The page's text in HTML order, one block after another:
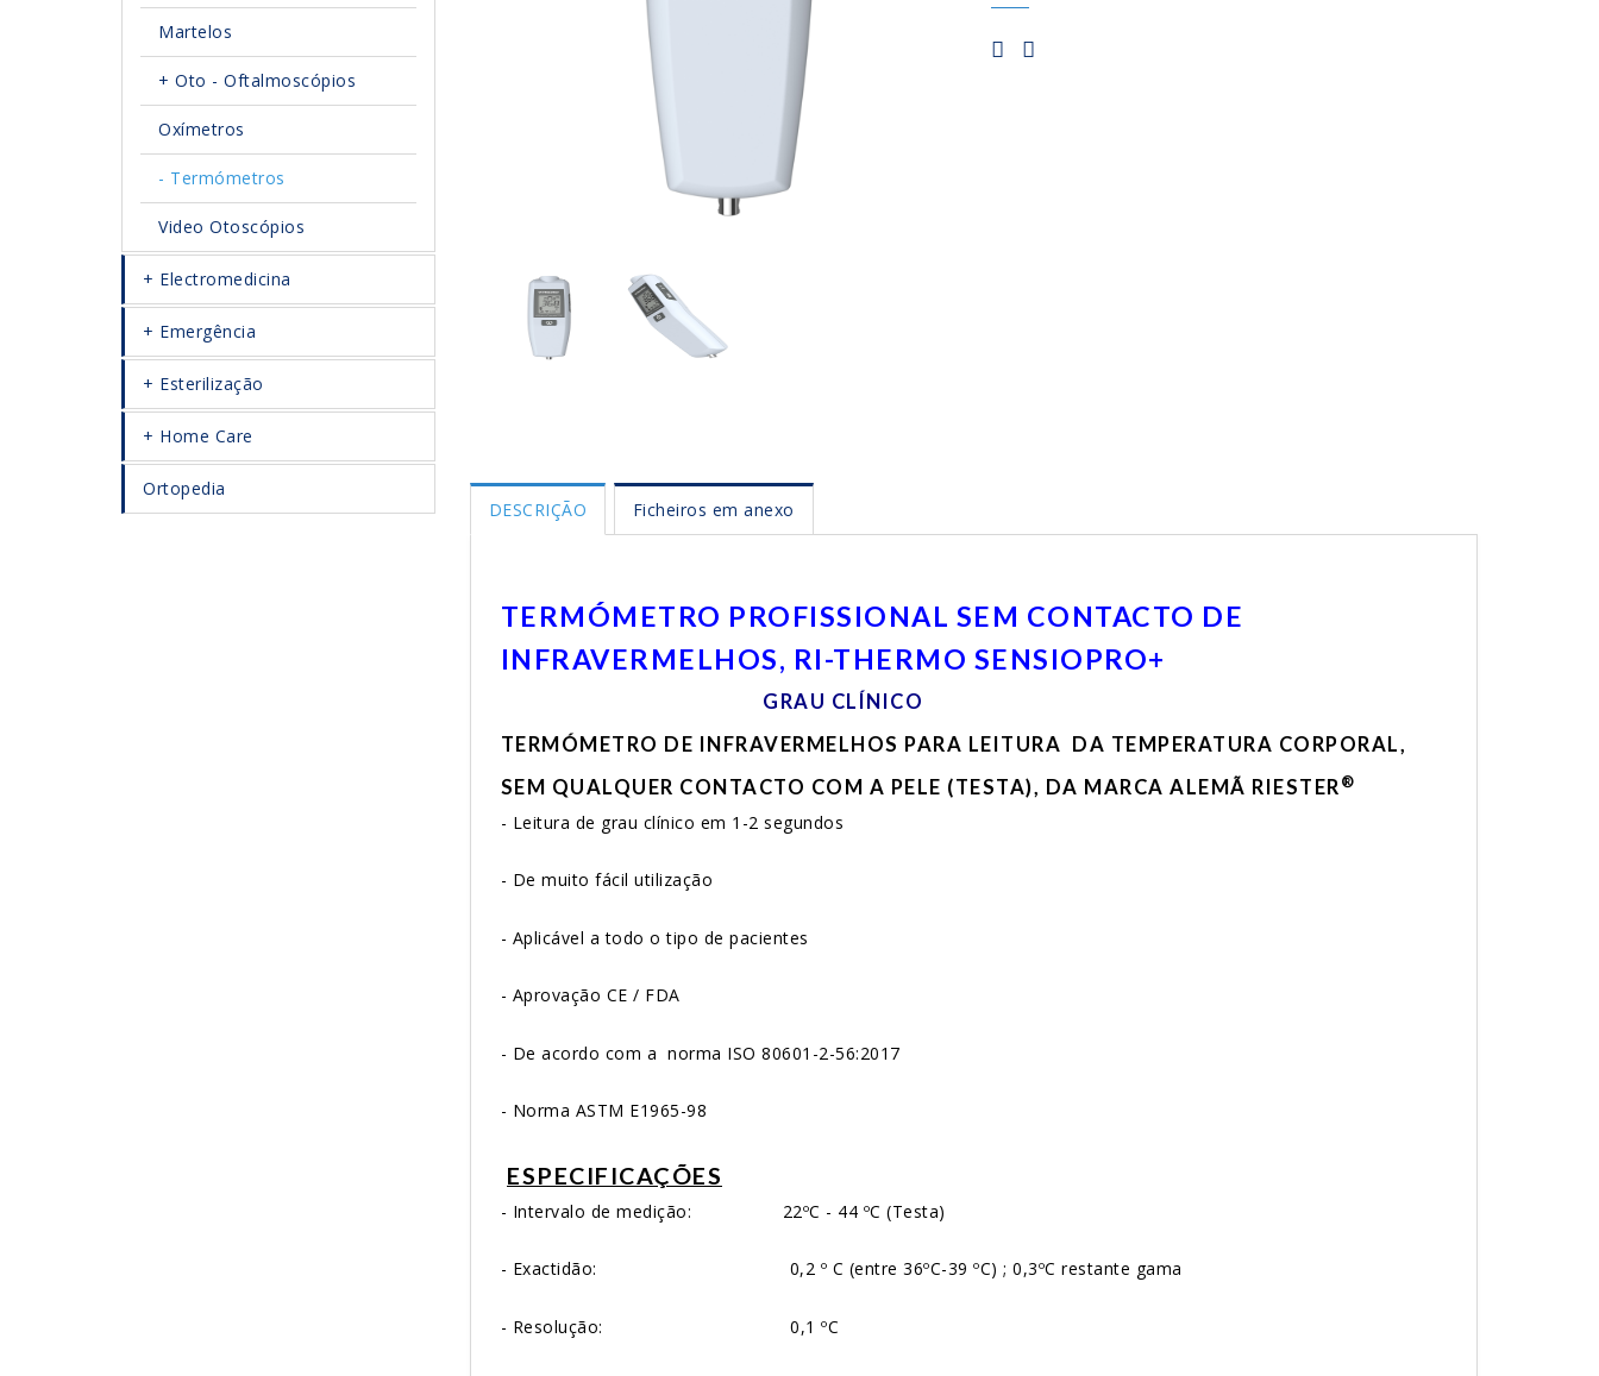
Martelos
Oto - Oftalmoscópios
Oxímetros
Termómetros
Video Otoscópios
Electromedicina
Emergência
Esterilização
Home Care
Ortopedia
DESCRIÇÃO Ficheiros em anexo
TERMÓMETRO PROFISSIONAL SEM CONTACTO DE
INFRAVERMELHOS, RI-THERMO SENSIOPRO+
GRAU CLÍNICO
TERMÓMETRO DE INFRAVERMELHOS PARA LEITURA DA TEMPERATURA CORPORAL,
SEM QUALQUER CONTACTO COM A PELE (TESTA), DA MARCA ALEMÃ RIESTER ®
- Leitura de grau clínico em 1-2 segundos
- De muito fácil utilização
- Aplicável a todo o tipo de pacientes
- Aprovação CE / FDA
- De acordo com a norma ISO 80601-2-56:2017
- Norma ASTM E1965-98
ESPECIFICAÇÕES
- Intervalo de medição: 22ºC - 44 ºC (Testa)
- Exactidão: 0,2 º C (entre 36ºC-39 ºC) ; 0,3ºC restante gama
- Resolução: 0,1 ºC